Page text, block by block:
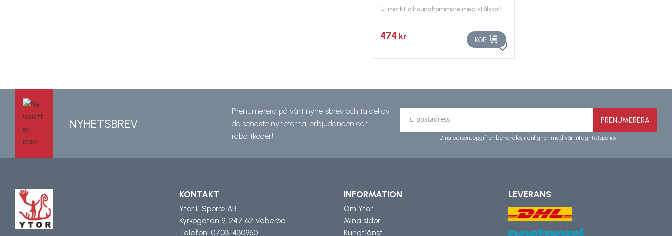
Utmärkt allroundhammare med stålskaft och greppvänligt plasthandtag
474 kr
Lägg till i favoriter
KÖP
NYHETSBREV
Prenumerera på vårt nyhetsbrev och ta del av
de senaste nyheterna, erbjudanden och
rabattkoder!
PRENUMERERA
Dina personuppgifter behandlas i enlighet med vår integritetspolicy.
KONTAKT
Ytor L Sporre AB
Kyrkogatan 9, 247 62 Veberöd
Telefon: 0703-430960
INFORMATION
Om Ytor
Mina sidor
Kundtjänst
LEVERANS